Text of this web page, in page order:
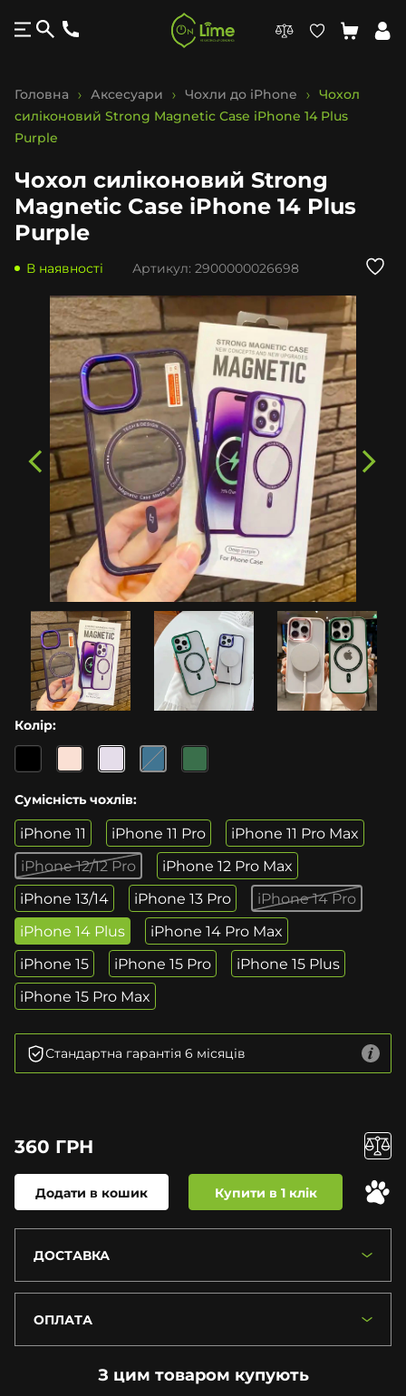
Головна Аксесуари Чохли до iPhone
Чохол
силіконовий Strong Magnetic Case iPhone 14 Plus
Purple
Чохол силіконовий Strong
Magnetic Case iPhone 14 Plus
Purple
В наявності Артикул: 2900000026698
Колір:
Сумісність чохлів:
iPhone 11 iPhone 11 Pro
iPhone 11 Pro Max
iPhone 12/12 Pro
iPhone 12 Pro Max
iPhone 13/14
iPhone 13 Pro
iPhone 14 Pro
iPhone 14 Plus
iPhone 14 Pro Max
iPhone 15
iPhone 15 Pro
iPhone 15 Plus
iPhone 15 Pro Max
Стандартна гарантія 6 місяців
360 ГРН
Додати в кошик Купити в 1 клік
ДОСТАВКА
ОПЛАТА
З цим товаром купують